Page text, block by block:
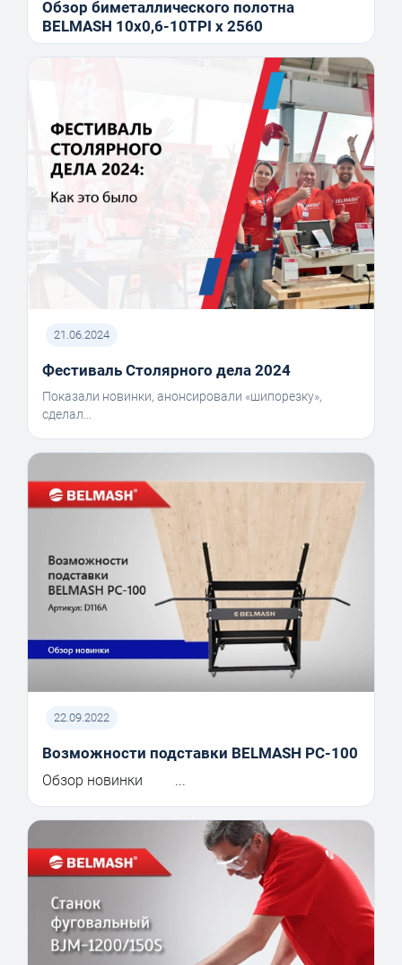
Обзор биметаллического полотна
BELMASH 10x0,6-10TPI x 2560
21.06.2024
Фестиваль Столярного дела 2024
Показали новинки, анонсировали «шипорезку»,
сделал...
22.09.2022
Возможности подставки BELMASH PC-100
Обзор новинки ...